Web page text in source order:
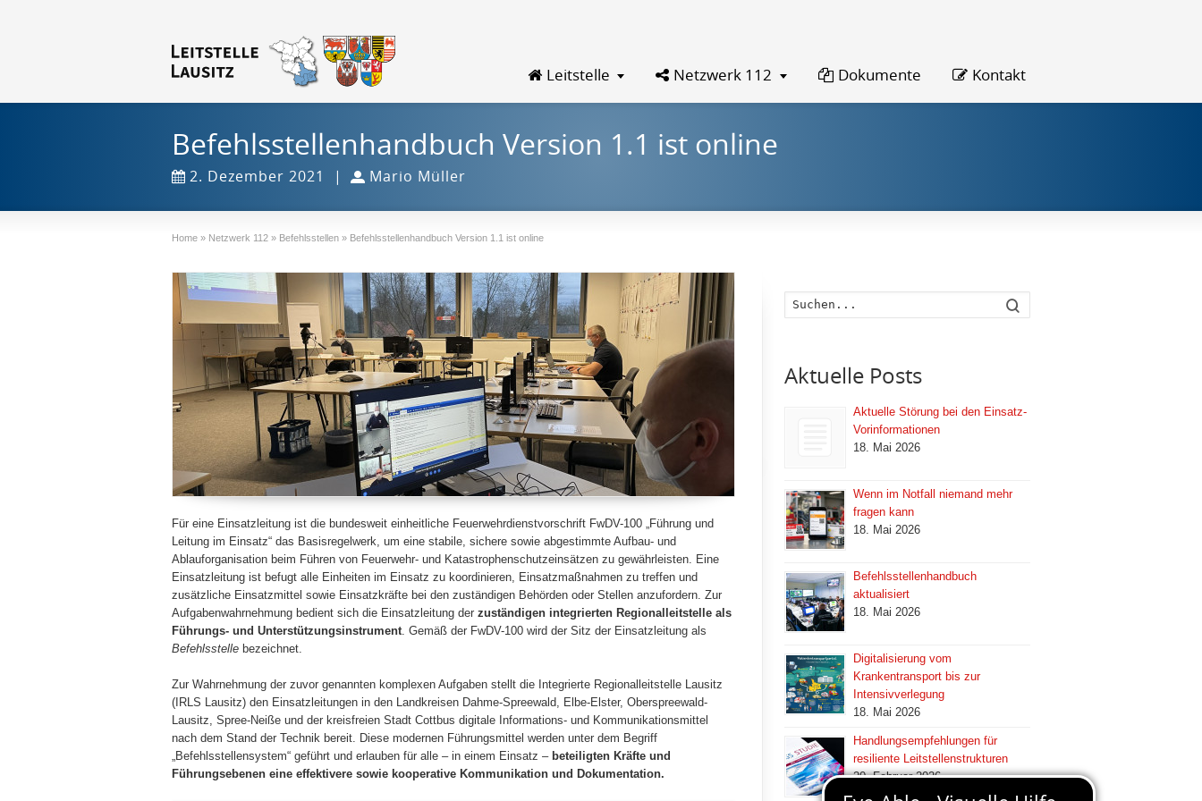
Leitstelle Netzwerk 112 Dokumente Kontakt
Befehlsstellenhandbuch Version 1.1 ist online
2. Dezember 2021 | Mario Müller
Home » Netzwerk 112 » Befehlsstellen » Befehlsstellenhandbuch Version 1.1 ist online
Für eine Einsatzleitung ist die bundesweit einheitliche Feuerwehrdienstvorschrift FwDV-100 „Führung und
Leitung im Ein­satz“ das Basisregelwerk, um eine stabile, sichere sowie abgestimmte Aufbau- und
Ablauforganisation beim Führen von Feuerwehr- und Katastrophenschutzeinsätzen zu gewährleisten. Eine
Einsatzleitung ist befugt alle Einheiten im Einsatz zu koordinieren, Einsatzmaßnahmen zu treffen und
zusätzliche Einsatzmittel sowie Einsatzkräfte bei den zuständigen Behörden oder Stellen anzufordern. Zur
Aufgaben­wahrnehmung bedient sich die Einsatzleitung der zuständigen integrierten Regionalleitstelle als
Führungs- und Unterstützungsinstrument. Gemäß der FwDV-100 wird der Sitz der Einsatzleitung als
Befehlsstelle bezeichnet.
Zur Wahrnehmung der zuvor genannten komplexen Aufgaben stellt die Integrierte Regionalleitstelle Lausitz
(IRLS Lausitz) den Ein­satzleitungen in den Landkreisen Dahme-Spreewald, Elbe-Elster, Oberspreewald-
Lausitz, Spree-Neiße und der kreisfreien Stadt Cottbus digitale Informations- und Kommunikationsmittel
nach dem Stand der Technik bereit. Diese modernen Führungsmittel werden unter dem Begriff
„Befehlsstellensystem“ geführt und erlauben für alle – in einem Einsatz – beteiligten Kräfte und
Führungsebenen eine effektivere sowie kooperative Kommunikation und Dokumentation.
Aktuelle Posts
Aktuelle Störung bei den Einsatz-
Vorinformationen
18. Mai 2026
Wenn im Notfall niemand mehr
fragen kann
18. Mai 2026
Befehlsstellenhandbuch
aktualisiert
18. Mai 2026
Digitalisierung vom
Krankentransport bis zur
Intensivverlegung
18. Mai 2026
Handlungsempfehlungen für
resiliente Leitstellenstrukturen
20. Februar 2026